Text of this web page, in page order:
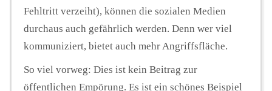
Fehltritt verzeiht), können die sozialen Medien
durchaus auch gefährlich werden. Denn wer viel
kommuniziert, bietet auch mehr Angriffsfläche.
So viel vorweg: Dies ist kein Beitrag zur
öffentlichen Empörung. Es ist ein schönes Beispiel